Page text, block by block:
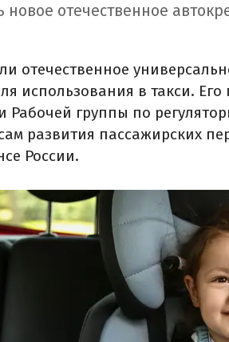
новое отечественное
отечественное
использования в такси. Его
Рабочей группы по
развития пассажирских
России.